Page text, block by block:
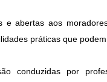
e abertas aos
práticas que
conduzidas por